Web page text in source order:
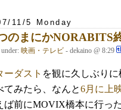
11/5 Monday
のまにかNORABITS
映画・テレビ - dekaino @ 8:29
ーダスト を観に久しぶり
てみたら、なんと6月に上
ば前にMOVIX橋本に行っ